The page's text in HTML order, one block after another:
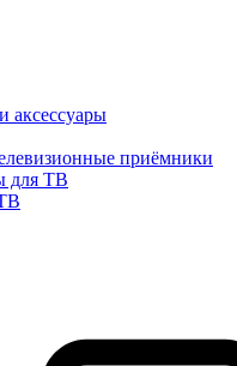
аксессуары
приёмники
для ТВ